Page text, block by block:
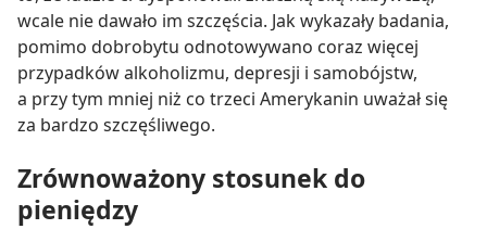
wcale nie dawało im szczęścia. Jak wykazały badania,
pomimo dobrobytu odnotowywano coraz więcej
przypadków alkoholizmu, depresji i samobójstw,
a przy tym mniej niż co trzeci Amerykanin uważał się
za bardzo szczęśliwego.
Zrównoważony stosunek do
pieniędzy